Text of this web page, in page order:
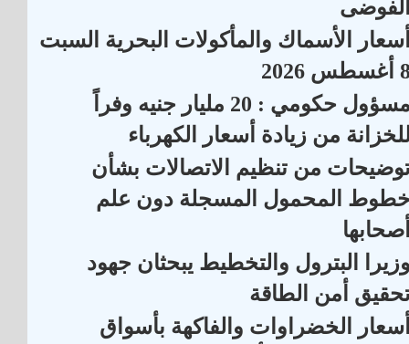
الأسماك والمأكولات البحرية السبت
2026
مسؤول حكومي : 20 مليار جنيه وفراً
من زيادة أسعار الكهرباء
من تنظيم الاتصالات بشأن
المحمول المسجلة دون علم
البترول والتخطيط يبحثان جهود
أمن الطاقة
الخضراوات والفاكهة بأسواق